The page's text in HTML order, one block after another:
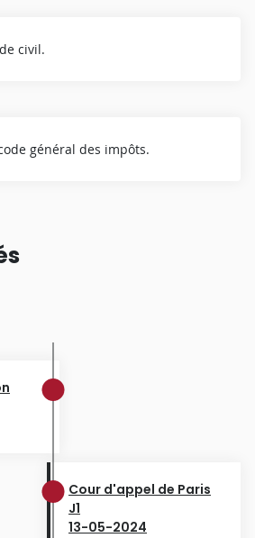
civil.
général des impôts.
Cour d'appel de Paris
J1
13-05-2024